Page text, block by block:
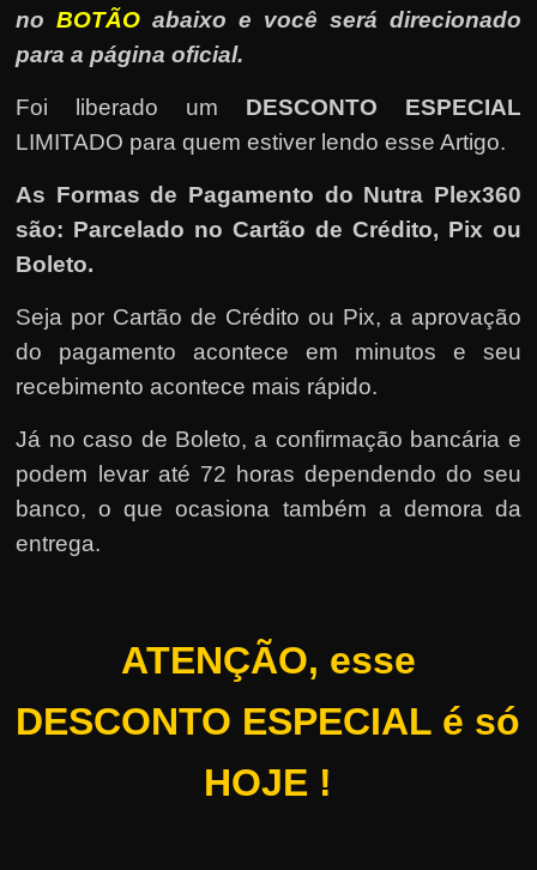
noBOTÃO abaixo e você será direcionado
para a página oficial.
Foi liberado um DESCONTO ESPECIAL
LIMITADO para quem estiver lendo esse Artigo.
As Formas de Pagamento do Nutra Plex360
são: Parcelado no Cartão de Crédito, Pix ou
Boleto.
Seja por Cartão de Crédito ou Pix, a aprovação
do pagamento acontece em minutos e seu
recebimento acontece mais rápido.
Já no caso de Boleto, a confirmação bancária e
podem levar até 72 horas dependendo do seu
banco, o que ocasiona também a demora da
entrega.
ATENÇÃO, esse
DESCONTO ESPECIAL é só
HOJE !